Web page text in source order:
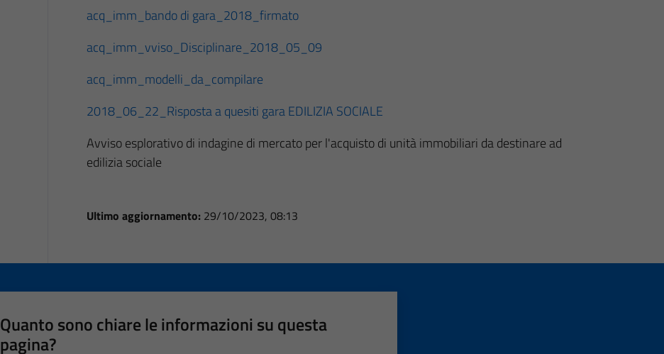
acq_imm_bando di gara_2018_firmato
acq_imm_vviso_Disciplinare_2018_05_09
acq_imm_modelli_da_compilare
2018_06_22_Risposta a quesiti gara EDILIZIA SOCIALE
Avviso esplorativo di indagine di mercato per l'acquisto di unità immobiliari da destinare ad
edilizia sociale
Ultimo aggiornamento: 29/10/2023, 08:13
Quanto sono chiare le informazioni su questa
pagina?